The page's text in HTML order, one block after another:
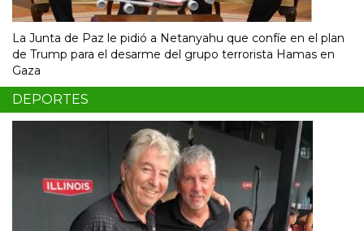
La Junta de Paz le pidió a Netanyahu que confíe en el plan
de Trump para el desarme del grupo terrorista Hamas en
Gaza
DEPORTES